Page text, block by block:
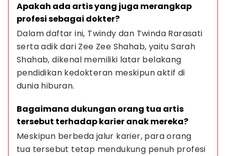
Apakah ada artis yang juga merangkap
profesi sebagai dokter?
Dalam daftar ini, Twindy dan Twinda Rarasati
serta adik dari Zee Zee Shahab, yaitu Sarah
Shahab, dikenal memiliki latar belakang
pendidikan kedokteran meskipun aktif di
dunia hiburan.
Bagaimana dukungan orang tua artis
tersebut terhadap karier anak mereka?
Meskipun berbeda jalur karier, para orang
tua tersebut tetap mendukung penuh profesi